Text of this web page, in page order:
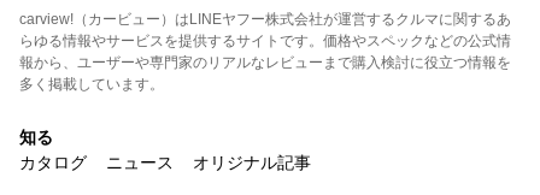
carview!（カービュー）はLINEヤフー株式会社が運営するクルマに関するあ
らゆる情報やサービスを提供するサイトです。価格やスペックなどの公式情
報から、ユーザーや専門家のリアルなレビューまで購入検討に役立つ情報を
多く掲載しています。
知る
カタログ
ニュース オリジナル記事